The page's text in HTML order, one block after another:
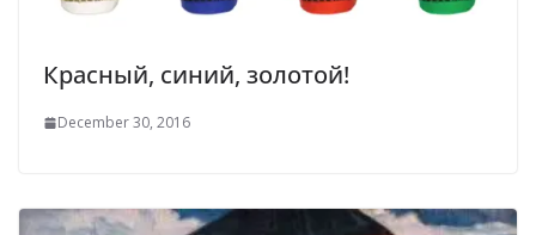
Красный, синий, золотой!
December 30, 2016